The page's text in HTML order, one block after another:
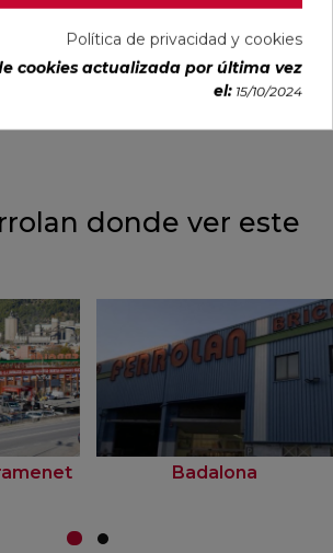
MÁS VER MÁS VER MÁS
donde ver este
Badalona
Política de privacidad y cookies
cookies actualizada por última vez
el: 15/10/2024